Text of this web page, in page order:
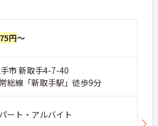
円～
市 新取手4-7-40
総線「新取手駅」徒歩9分
ート・アルバイト